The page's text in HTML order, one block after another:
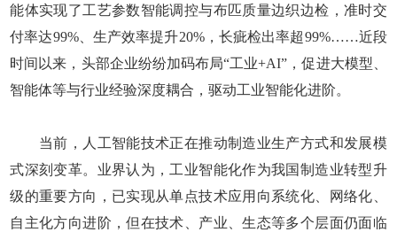
能体实现了工艺参数智能调控与布匹质量边织边检，准时交
付率达99%、生产效率提升20%，长疵检出率超99%……近段
时间以来，头部企业纷纷加码布局“工业+AI”，促进大模型、
智能体等与行业经验深度耦合，驱动工业智能化进阶。
当前，人工智能技术正在推动制造业生产方式和发展模
式深刻变革。业界认为，工业智能化作为我国制造业转型升
级的重要方向，已实现从单点技术应用向系统化、网络化、
自主化方向进阶，但在技术、产业、生态等多个层面仍面临